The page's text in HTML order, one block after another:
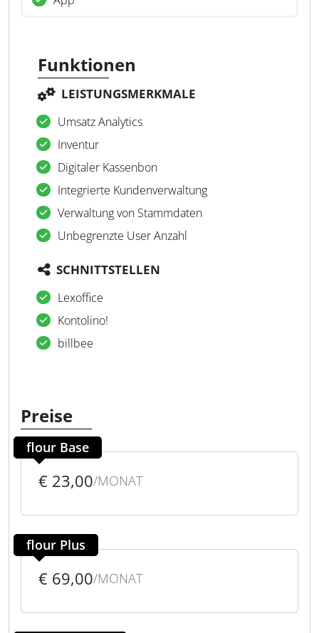
Funktionen
LEISTUNGSMERKMALE
Umsatz Analytics
Inventur
Digitaler Kassenbon
Integrierte Kundenverwaltung
Verwaltung von Stammdaten
Unbegrenzte User Anzahl
SCHNITTSTELLEN
Lexoffice
Kontolino!
billbee
Preise
flour Base
€ 23,00/MONAT
flour Plus
€ 69,00/MONAT